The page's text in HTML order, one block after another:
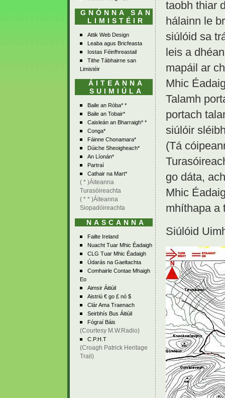
GNÓNNA SAN
LIMISTÉIR
Attik Web Design
Leaba agus Bricfeasta
Iostas Féinfhreastail
Tithe Tábhairne san
Limistéir
ÁITEANNA
SUIMIÚLA
Baile an Róba* *
Baile an Tobair*
Caisleán an Bharraigh* *
Conga*
Fáinne Chonamara*
Dúiche Sheoigheach*
An Líonán*
Partraí
Cathair na Mart*
( * )Áiteanna
Turasóireachta
( * * )Áiteanna
Siopadóireachta
NASCANNA
Failte Ireland
Nuacht Tuar Mhic Éadaigh
CLG Tuar Mhic Éadaigh
Údarás na Gaeltachta
Comhairle Contae Mhaigh
Eo
Aimsir Áitiúil
Aistriú € go £ nó $
Clár Ama Traenach
Seirbhís Bus Áitiúil
Fógraí Báis
(Courtesy M.W.Radio)
C.P.H.T
(Croagh Patrick Heritage
Trail)
taobh thiar
hálainn le
siúlóid sa
leis a
mapáil ar
Mhic
Talamh
portach
siúlóir
(Tá
go dáta,
Mhic
mhíthapa a
Siúlóid